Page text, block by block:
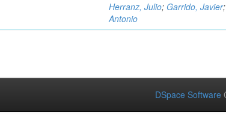
Herranz, Julio; Garrido, Javier;
Antonio
DSpace Software